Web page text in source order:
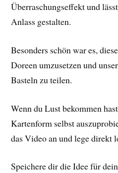
Überraschungseffekt und
Anlass gestalten.
Besonders schön war es,
Doreen umzusetzen und
Basteln zu teilen.
Wenn du Lust bekommen
Kartenform selbst
das Video an und lege direkt
Speichere dir die Idee für